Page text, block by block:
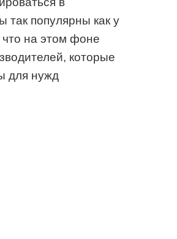
так популярны как у
что на этом фоне
которые
для нужд